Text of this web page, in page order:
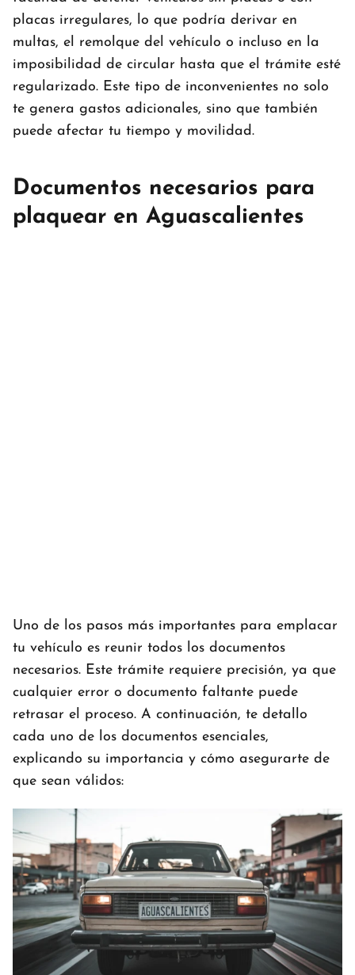
placas irregulares, lo que podría derivar en
multas, el remolque del vehículo o incluso en la
imposibilidad de circular hasta que el trámite esté
regularizado. Este tipo de inconvenientes no solo
te genera gastos adicionales, sino que también
puede afectar tu tiempo y movilidad.
Documentos necesarios para
plaquear en Aguascalientes
Uno de los pasos más importantes para emplacar
tu vehículo es reunir todos los documentos
necesarios. Este trámite requiere precisión, ya que
cualquier error o documento faltante puede
retrasar el proceso. A continuación, te detallo
cada uno de los documentos esenciales,
explicando su importancia y cómo asegurarte de
que sean válidos: